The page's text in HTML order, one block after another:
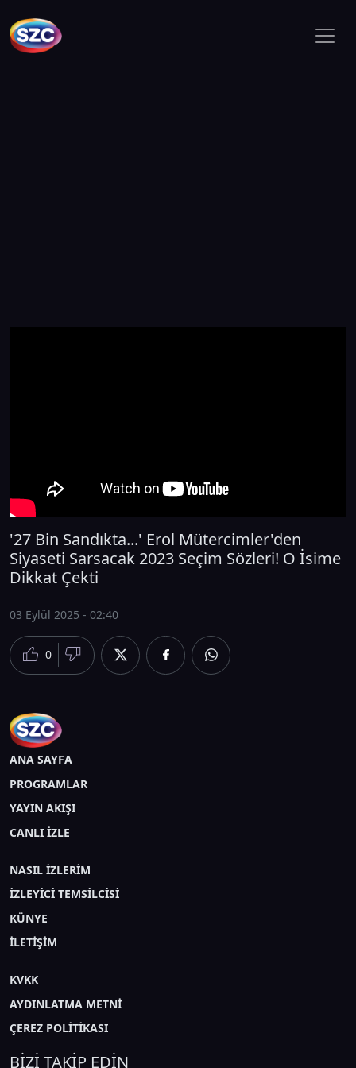
'27 Bin Sandıkta...' Erol Mütercimler'den
Siyaseti Sarsacak 2023 Seçim Sözleri! O İsime
Dikkat Çekti
03 Eylül 2025 - 02:40
0
ANA SAYFA
PROGRAMLAR
YAYIN AKIŞI
CANLI İZLE
NASIL İZLERİM
İZLEYİCİ TEMSİLCİSİ
KÜNYE
İLETİŞİM
KVKK
AYDINLATMA METNİ
ÇEREZ POLİTİKASI
BİZİ TAKİP EDİN